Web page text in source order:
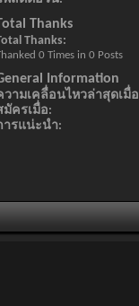
Thanks
Thanks
0 Times in 0 Posts
Information
วามเคลื่อนไหวล่าสุดเมื่อ
มัครเมื่อ
ารแน่ะนำ